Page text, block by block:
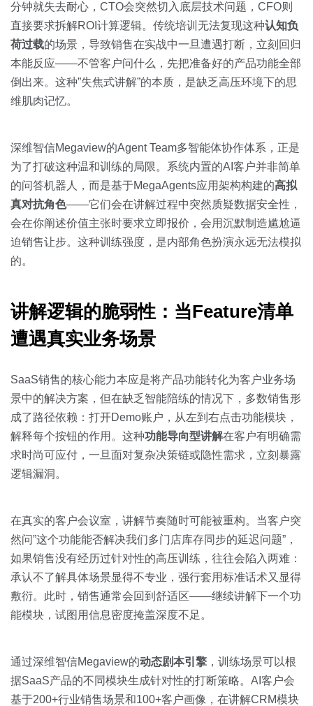
分钟就失去耐心，CTO会突然切入底层技术问题，CFO则
直接要求拆解ROI计算逻辑。传统培训无法复现这种认知负
荷过载的场景，导致销售在实战中一旦遭遇打断，立刻回归
本能反应——不管客户问什么，先把准备好的产品功能全部
倒出来。这种”失焦式讲解”的本质，是缺乏高压环境下的思
维肌肉记忆。
深维智信Megaview的Agent Team多智能体协作体系，正是
为了打破这种温和训练的局限。系统内置的AI客户并非简单
的问答机器人，而是基于MegaAgents应用架构构建的高拟
真对抗角色——它们会在讲解过程中突然质疑数据安全性，
会在你阐述价值主张时要求立即报价，会用沉默制造尴尬逼
迫销售让步。这种训练强度，是内部角色扮演永远无法模拟
的。
讲解逻辑的脆弱性：当Feature清单
遭遇真实业务场景
SaaS销售的核心能力本应是将产品功能转化为客户业务场
景中的解决方案，但在缺乏智能陪练的情况下，多数销售形
成了路径依赖：打开Demo账户，从左到右点击功能模块，
解释每个按钮的作用。这种功能导向型讲解在客户有明确需
求时尚可应付，一旦面对复杂决策链或隐性需求，立刻暴露
逻辑漏洞。
在真实的客户会议室，讲解节奏随时可能被重构。当客户突
然问”这个功能能否解决我们多门店库存同步的延迟问题”，
如果销售没有经历过针对性的高压训练，往往会陷入两难：
承认不了解具体场景显得不专业，强行套用标准话术又显得
敷衍。此时，销售通常会回到舒适区——继续讲解下一个功
能模块，试图用信息密度掩盖深度不足。
通过深维智信Megaview的动态剧本引擎 ，训练场景可以根
据SaaS产品的不同模块生成针对性的打断策略。AI客户会
基于200+行业销售场景和100+客户画像，在讲解CRM模块